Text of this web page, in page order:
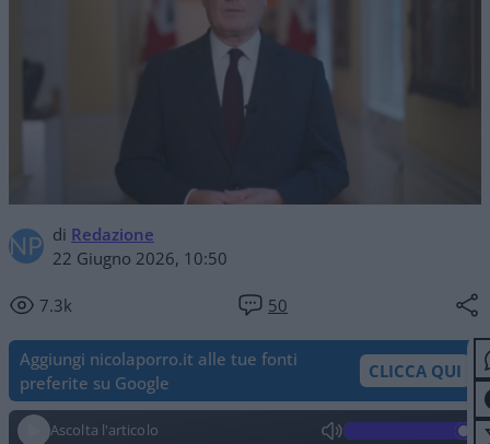
di Redazione
22 Giugno 2026, 10:50
7.3k 50
Aggiungi nicolaporro.it alle tue fonti
preferite su Google
CLICCA QUI
Ascolta l'articolo